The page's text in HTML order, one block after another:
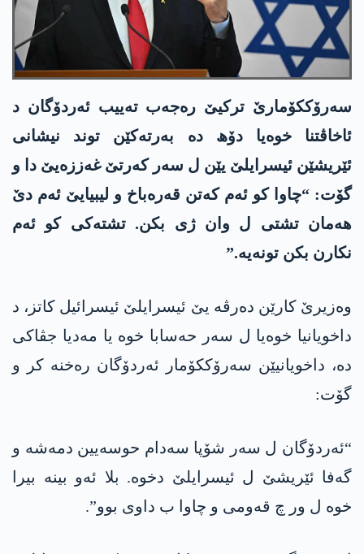
سەرۆککۆمارێ ترکیێ رەجەب تەییب ئەردۆگان د
ئاخاڤتنا خوەیا دۆھ دە بەرتەکێن توند نیشانی
ئێریشێن ئیسرایلێ یێن ل سەر کەرتێ غەززەیێ دا و
گۆت: “چاوا کو ئەم کەتن قەرەباخ و لیبیایێ ئەم دێ
ھەمان تشتی ل وان ژی بکن. تشتەکی کو ئەم
نکارن بکن تونەیە.”
وەزیرێ کارێن دەرڤە یێ ئیسرایلێ ئیسرائیل کاتز، د
داخویانیا خوەیا ل سەر حەسابا خوە یا مەدیا جڤاکی
دە، داخویانیێن سەرۆککۆمار ئەردۆگان رەخنە کر و
گۆت:
“ئەردۆگان ل سەر شۆپا سەدام حوسەیین دمەشە و
گەفا ئێریشێ ل ئیسرایلێ دخوە. بلا ئەو بینە بیرا
خوە ل ور چ قەومی و چاوا ب داوی بوو”.